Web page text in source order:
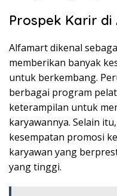
Prospek Karir
Alfamart dikenal
memberikan banyak
untuk berkembang.
berbagai program
keterampilan untuk
karyawannya. Selain
kesempatan promosi
karyawan yang
yang tinggi.